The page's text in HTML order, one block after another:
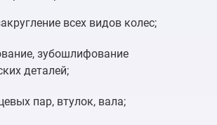
всех видов колес;
зубошлифование
деталей;
пар, втулок, вала;